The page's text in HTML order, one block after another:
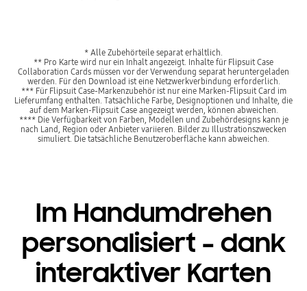
* Alle Zubehörteile separat erhältlich.
** Pro Karte wird nur ein Inhalt angezeigt. Inhalte für Flipsuit Case
Collaboration Cards müssen vor der Verwendung separat heruntergeladen
werden. Für den Download ist eine Netzwerkverbindung erforderlich.
*** Für Flipsuit Case-Markenzubehör ist nur eine Marken-Flipsuit Card im
Lieferumfang enthalten. Tatsächliche Farbe, Designoptionen und Inhalte, die
auf dem Marken-Flipsuit Case angezeigt werden, können abweichen.
**** Die Verfügbarkeit von Farben, Modellen und Zubehördesigns kann je
nach Land, Region oder Anbieter variieren. Bilder zu Illustrationszwecken
simuliert. Die tatsächliche Benutzeroberfläche kann abweichen.
Im Handumdrehen
personalisiert – dank
interaktiver Karten